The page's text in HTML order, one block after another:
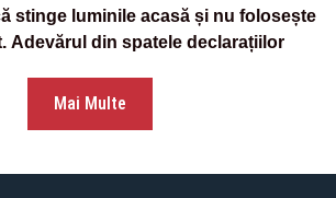
stinge luminile acasă și nu folosește
Adevărul din spatele declarațiilor
Mai Multe